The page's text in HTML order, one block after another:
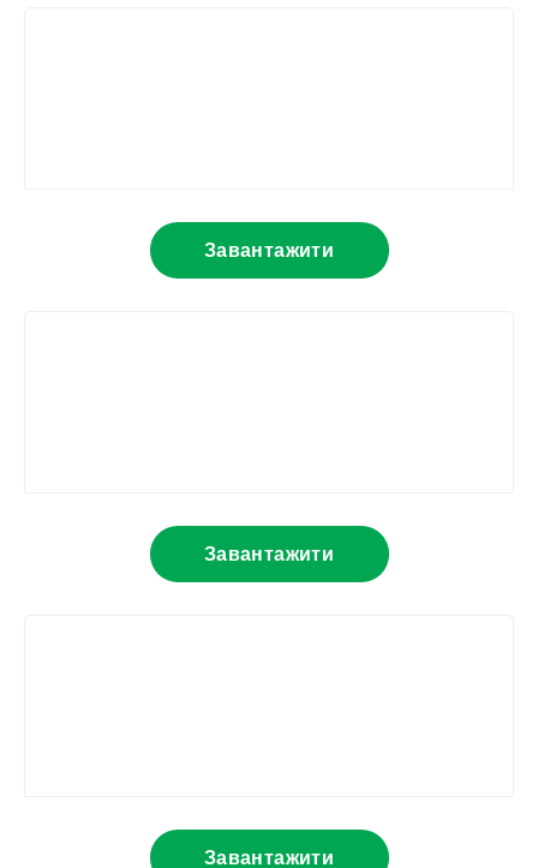
Завантажити
Завантажити
Завантажити